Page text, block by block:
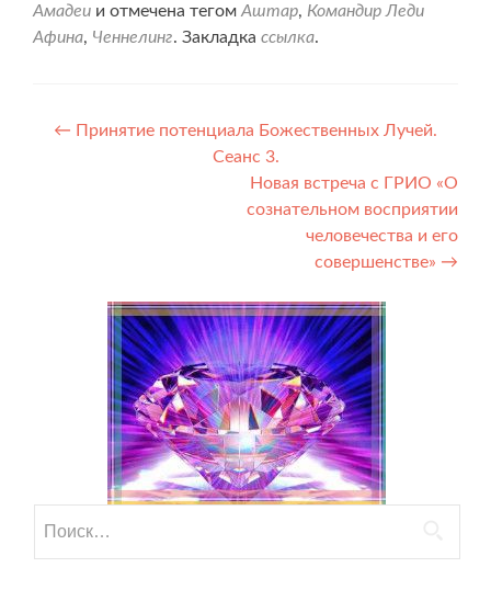
Амадеи и отмечена тегом Аштар, Командир Леди
Афина, Ченнелинг. Закладка ссылка.
Навигация
← Принятие потенциала Божественных Лучей.
Сеанс 3.
Новая встреча с ГРИО «О
сознательном восприятии
человечества и его
совершенстве» →